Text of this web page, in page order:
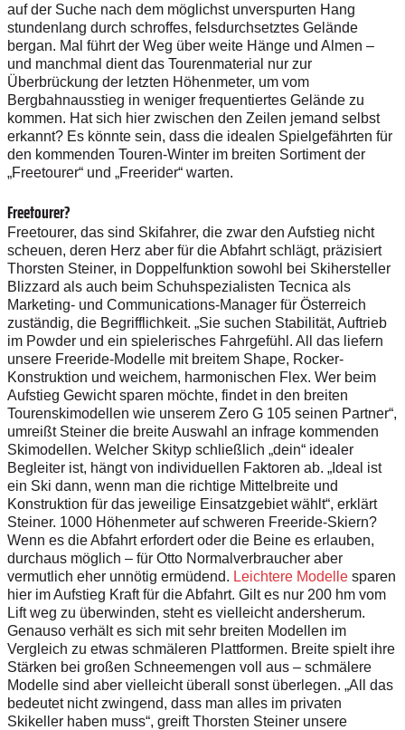
auf der Suche nach dem möglichst unverspurten Hang
stundenlang durch schroffes, felsdurchsetztes Gelände
bergan. Mal führt der Weg über weite Hänge und Almen –
und manchmal dient das Tourenmaterial nur zur
Überbrückung der letzten Höhenmeter, um vom
Bergbahnausstieg in weniger frequentiertes Gelände zu
kommen. Hat sich hier zwischen den Zeilen jemand selbst
erkannt? Es könnte sein, dass die idealen Spielgefährten für
den kommenden Touren-Winter im breiten Sortiment der
„Freetourer“ und „Freerider“ warten.
Freetourer?
Freetourer, das sind Skifahrer, die zwar den Aufstieg nicht
scheuen, deren Herz aber für die Abfahrt schlägt, präzisiert
Thorsten Steiner, in Doppelfunktion sowohl bei Skihersteller
Blizzard als auch beim Schuhspezialisten Tecnica als
Marketing- und Communications-Manager für Österreich
zuständig, die Begrifflichkeit. „Sie suchen Stabilität, Auftrieb
im Powder und ein spielerisches Fahrgefühl. All das liefern
unsere Freeride-Modelle mit breitem Shape, Rocker-
Konstruktion und weichem, harmonischen Flex. Wer beim
Aufstieg Gewicht sparen möchte, findet in den breiten
Tourenskimodellen wie unserem Zero G 105 seinen Partner“,
umreißt Steiner die breite Auswahl an infrage kommenden
Skimodellen. Welcher Skityp schließlich „dein“ idealer
Begleiter ist, hängt von individuellen Faktoren ab. „Ideal ist
ein Ski dann, wenn man die richtige Mittelbreite und
Konstruktion für das jeweilige Einsatzgebiet wählt“, erklärt
Steiner. 1000 Höhenmeter auf schweren Freeride-Skiern?
Wenn es die Abfahrt erfordert oder die Beine es erlauben,
durchaus möglich – für Otto Normalverbraucher aber
vermutlich eher unnötig ermüdend. Leichtere Modelle sparen
hier im Aufstieg Kraft für die Abfahrt. Gilt es nur 200 hm vom
Lift weg zu überwinden, steht es vielleicht andersherum.
Genauso verhält es sich mit sehr breiten Modellen im
Vergleich zu etwas schmäleren Plattformen. Breite spielt ihre
Stärken bei großen Schneemengen voll aus – schmälere
Modelle sind aber vielleicht überall sonst überlegen. „All das
bedeutet nicht zwingend, dass man alles im privaten
Skikeller haben muss“, greift Thorsten Steiner unsere